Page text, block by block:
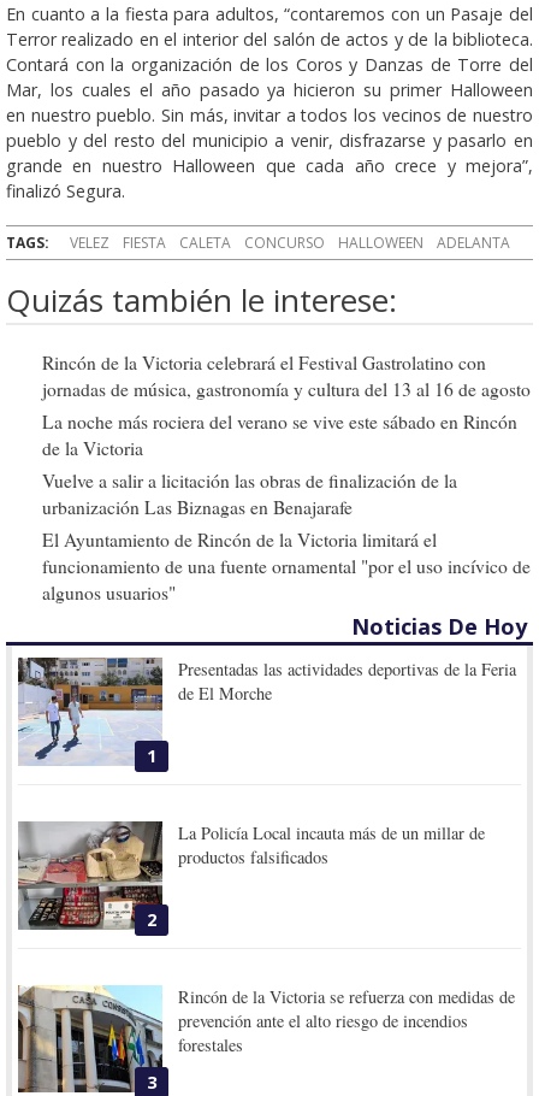
En cuanto a la fiesta para adultos, “contaremos con un Pasaje del
Terror realizado en el interior del salón de actos y de la biblioteca.
Contará con la organización de los Coros y Danzas de Torre del
Mar, los cuales el año pasado ya hicieron su primer Halloween
en nuestro pueblo. Sin más, invitar a todos los vecinos de nuestro
pueblo y del resto del municipio a venir, disfrazarse y pasarlo en
grande en nuestro Halloween que cada año crece y mejora”,
finalizó Segura.
TAGS: VELEZ FIESTA CALETA CONCURSO HALLOWEEN ADELANTA
Quizás también le interese:
Rincón de la Victoria celebrará el Festival Gastrolatino con
jornadas de música, gastronomía y cultura del 13 al 16 de agosto
La noche más rociera del verano se vive este sábado en Rincón
de la Victoria
Vuelve a salir a licitación las obras de finalización de la
urbanización Las Biznagas en Benajarafe
El Ayuntamiento de Rincón de la Victoria limitará el
funcionamiento de una fuente ornamental "por el uso incívico de
algunos usuarios"
Noticias De Hoy
1
Presentadas las actividades deportivas de la Feria
de El Morche
2
La Policía Local incauta más de un millar de
productos falsificados
3
Rincón de la Victoria se refuerza con medidas de
prevención ante el alto riesgo de incendios
forestales